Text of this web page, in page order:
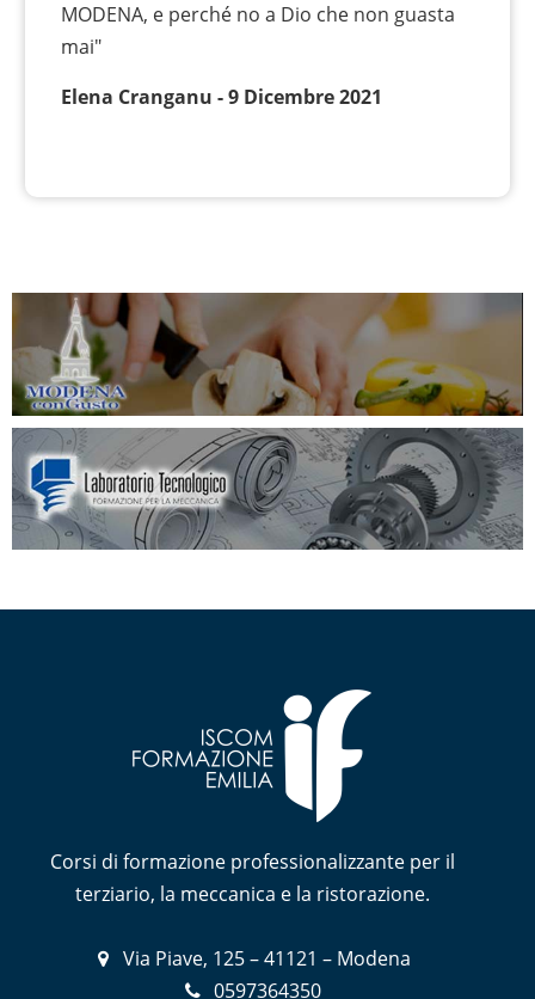
MODENA, e perché no a Dio che non guasta
mai"
Elena Cranganu - 9 Dicembre 2021
Corsi di formazione professionalizzante per il
terziario, la meccanica e la ristorazione.
Via Piave, 125 – 41121 – Modena
0597364350